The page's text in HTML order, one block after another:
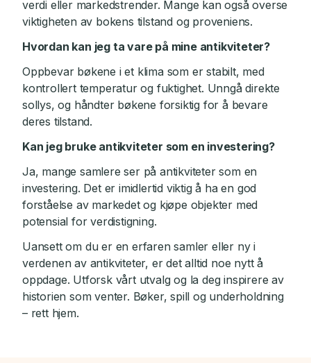
verdi eller markedstrender. Mange kan også overse
viktigheten av bokens tilstand og proveniens.
Hvordan kan jeg ta vare på mine antikviteter?
Oppbevar bøkene i et klima som er stabilt, med
kontrollert temperatur og fuktighet. Unngå direkte
sollys, og håndter bøkene forsiktig for å bevare
deres tilstand.
Kan jeg bruke antikviteter som en investering?
Ja, mange samlere ser på antikviteter som en
investering. Det er imidlertid viktig å ha en god
forståelse av markedet og kjøpe objekter med
potensial for verdistigning.
Uansett om du er en erfaren samler eller ny i
verdenen av antikviteter, er det alltid noe nytt å
oppdage. Utforsk vårt utvalg og la deg inspirere av
historien som venter. Bøker, spill og underholdning
– rett hjem.